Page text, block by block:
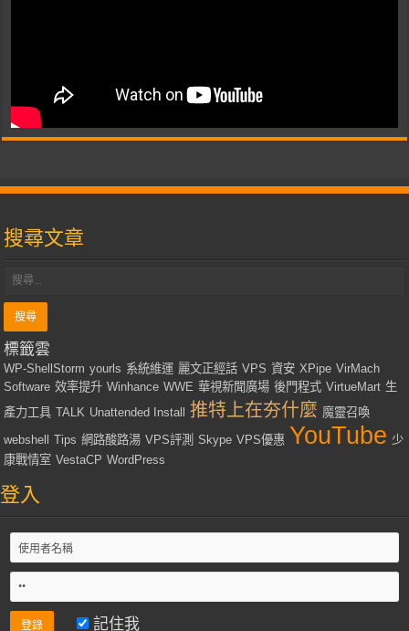
搜尋文章
標籤雲
WP-ShellStorm yourls 系統維運 麗文正經話 VPS 資安 XPipe VirMach
Software 效率提升 Winhance WWE 華視新聞廣場 後門程式 VirtueMart 生
產力工具 TALK Unattended Install 推特上在夯什麼 魔靈召喚
webshell
Tips 網路酸路湯 VPS評測 Skype VPS優惠 YouTube 少
康戰情室 VestaCP WordPress
登入
記住我